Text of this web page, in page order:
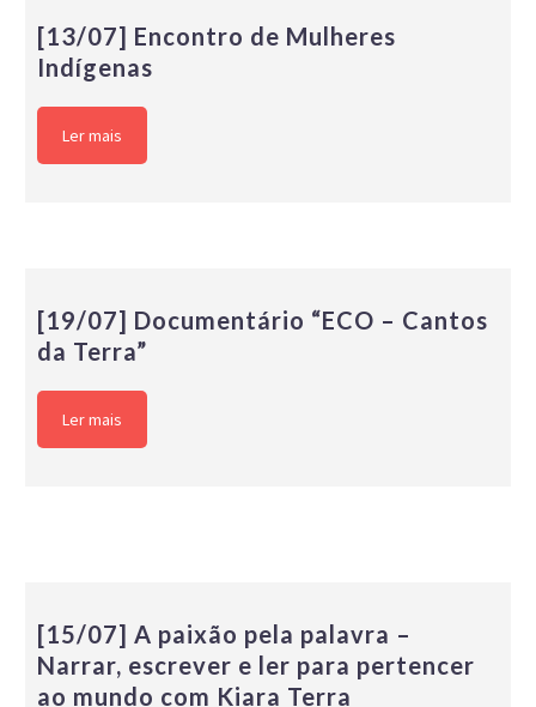
[13/07] Encontro de Mulheres
Indígenas
Ler mais
[19/07] Documentário “ECO – Cantos
da Terra”
Ler mais
[15/07] A paixão pela palavra –
Narrar, escrever e ler para pertencer
ao mundo com Kiara Terra